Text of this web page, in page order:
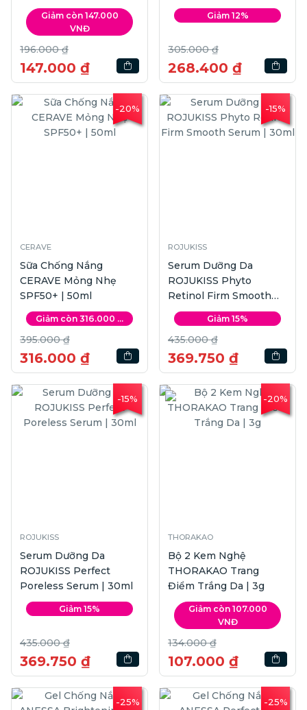
Defense UV Serum |
260ml
Giảm còn 147.000
VNĐ
196.000 ₫
147.000 ₫
Nguy Cơ Lão Hóa Da |
Hộp 30 viên
Giảm 12%
305.000 ₫
268.400 ₫
-20%
CERAVE
Sữa Chống Nắng
CERAVE Mỏng Nhẹ
SPF50+ | 50ml
Giảm còn 316.000 ...
395.000 ₫
316.000 ₫
-15%
ROJUKISS
Serum Dưỡng Da
ROJUKISS Phyto
Retinol Firm Smooth
Serum | 30ml
Giảm 15%
435.000 ₫
369.750 ₫
-15%
ROJUKISS
Serum Dưỡng Da
ROJUKISS Perfect
Poreless Serum | 30ml
Giảm 15%
435.000 ₫
369.750 ₫
-20%
THORAKAO
Bộ 2 Kem Nghệ
THORAKAO Trang
Điểm Trắng Da | 3g
Giảm còn 107.000
VNĐ
134.000 ₫
107.000 ₫
-25% -25%